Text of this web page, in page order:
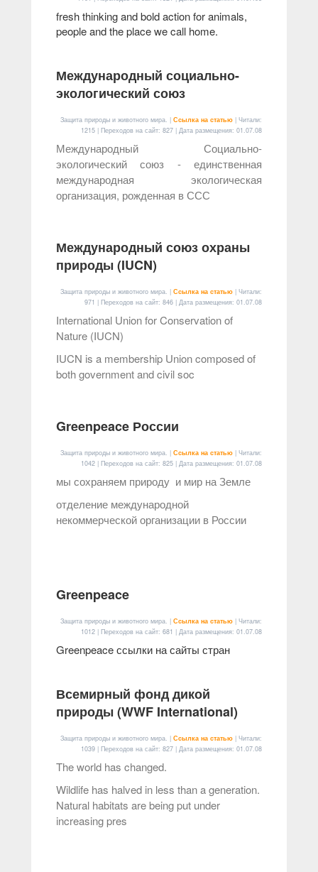
fresh thinking and bold action for animals,
people and the place we call home.
Международный социально-
экологический союз
Защита природы и животного мира. | Ссылка на статью | Читали:
1215 | Переходов на сайт: 827 | Дата размещения: 01.07.08
Международный Социально-
экологический союз - единственная
международная экологическая
организация, рожденная в ССС
Международный союз охраны
природы (IUCN)
Защита природы и животного мира. | Ссылка на статью | Читали:
971 | Переходов на сайт: 846 | Дата размещения: 01.07.08
International Union for Conservation of
Nature (IUCN)
IUCN is a membership Union composed of
both government and civil soc
Greenpeace России
Защита природы и животного мира. | Ссылка на статью | Читали:
1042 | Переходов на сайт: 825 | Дата размещения: 01.07.08
мы сохраняем природу и мир на Земле
отделение международной
некоммерческой организации в России
Greenpeace
Защита природы и животного мира. | Ссылка на статью | Читали:
1012 | Переходов на сайт: 681 | Дата размещения: 01.07.08
Greenpeace ссылки на сайты стран
Всемирный фонд дикой
природы (WWF International)
Защита природы и животного мира. | Ссылка на статью | Читали:
1039 | Переходов на сайт: 827 | Дата размещения: 01.07.08
The world has changed.
Wildlife has halved in less than a generation.
Natural habitats are being put under
increasing pres